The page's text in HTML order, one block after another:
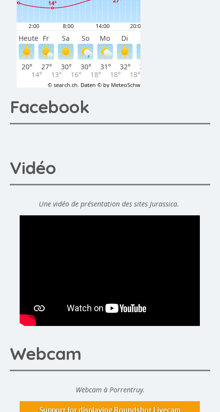
Facebook
Vidéo
Une vidéo de présentation des sites Jurassica.
Webcam
Webcam à Porrentruy.